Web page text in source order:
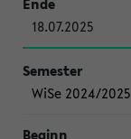
18.07.2025
WiSe 2024/2025